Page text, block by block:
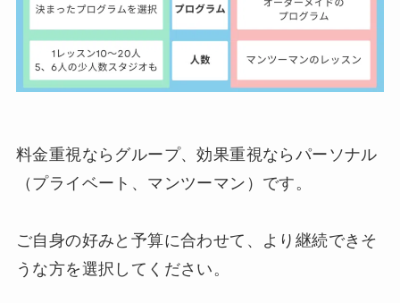
料金重視ならグループ、効果重視ならパーソナル
（プライベート、マンツーマン）です。
ご自身の好みと予算に合わせて、より継続できそ
うな方を選択してください。